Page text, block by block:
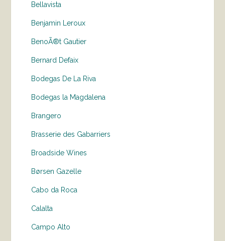
Bellavista
Benjamin Leroux
BenoÃ®t Gautier
Bernard Defaix
Bodegas De La Riva
Bodegas la Magdalena
Brangero
Brasserie des Gabarriers
Broadside Wines
Børsen Gazelle
Cabo da Roca
Calalta
Campo Alto